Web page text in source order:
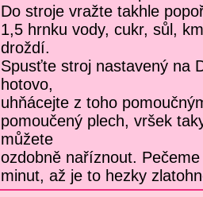
Do stroje vražte takhle
1,5 hrnku vody, cukr, sůl,
droždí.
Spusťte stroj nastavený na
hotovo,
uhňácejte z toho
pomoučený plech, vršek
můžete
ozdobně naříznout.
minut, až je to hezky